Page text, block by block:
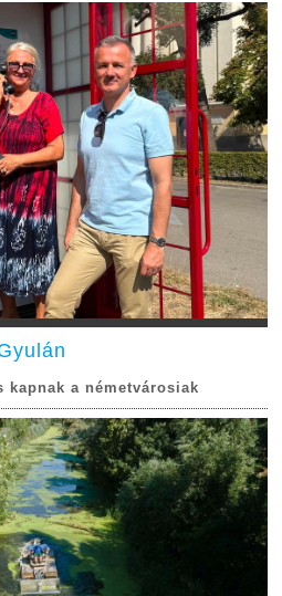
a németvárosiak